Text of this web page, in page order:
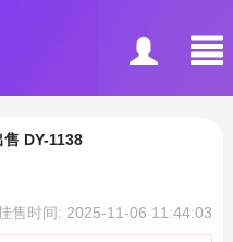
DY-1138
售时间: 2025-11-06 11:44:03